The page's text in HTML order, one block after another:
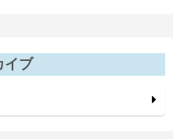
イブ